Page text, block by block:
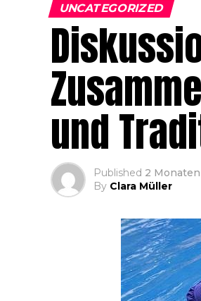
UNCATEGORIZED
und
Published 2
By Clara Müller